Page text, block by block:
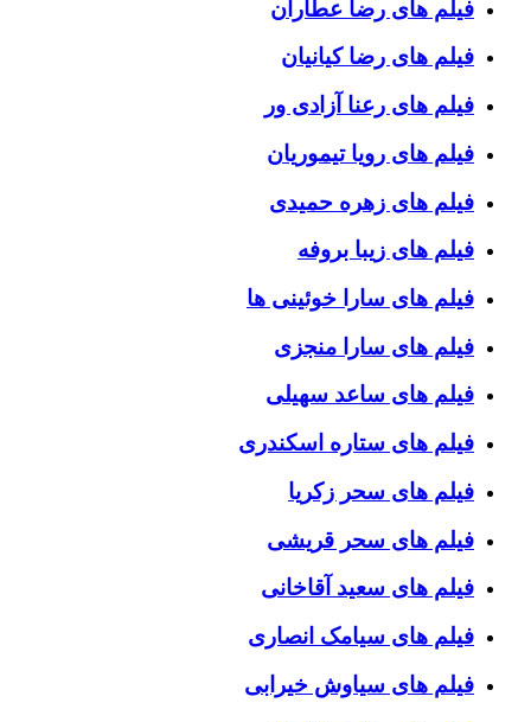
فیلم های رضا عطاران
فیلم های رضا کیانیان
فیلم های رعنا آزادی ور
فیلم های رویا تیموریان
فیلم های زهره حمیدی
فیلم های زیبا بروفه
فیلم های سارا خوئینی ها
فیلم های سارا منجزی
فیلم های ساعد سهیلی
فیلم های ستاره اسکندری
فیلم های سحر زکریا
فیلم های سحر قریشی
فیلم های سعید آقاخانی
فیلم های سیامک انصاری
فیلم های سیاوش خیرابی